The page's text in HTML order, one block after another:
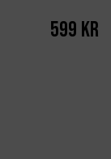
599 kr